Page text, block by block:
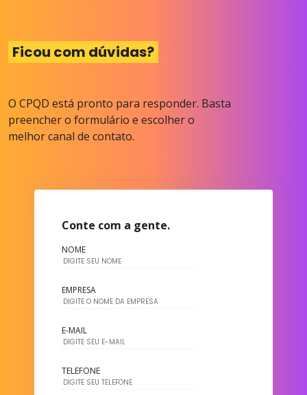
Ficou com dúvidas?
O CPQD está pronto para responder. Basta
preencher o formulário e escolher o
melhor canal de contato.
Conte com a gente.
NOME
EMPRESA
E-MAIL
TELEFONE